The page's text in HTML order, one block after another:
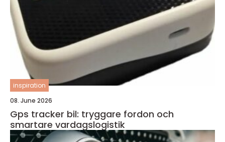
inspiration
08. June 2026
Gps tracker bil: tryggare fordon och
smartare vardagslogistik